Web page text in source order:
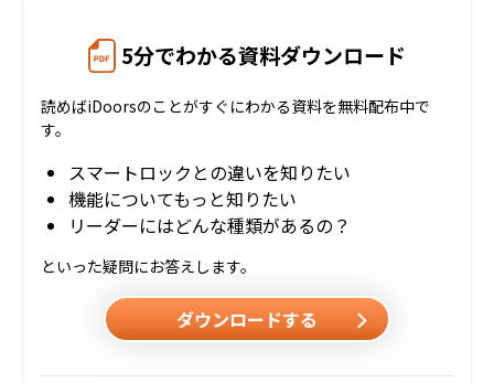
5分でわかる資料ダウンロード
読めばiDoorsのことがすぐにわかる資料を無料配布中で
す。
スマートロックとの違いを知りたい
機能についてもっと知りたい
リーダーにはどんな種類があるの？
といった疑問にお答えします。
ダウンロードする